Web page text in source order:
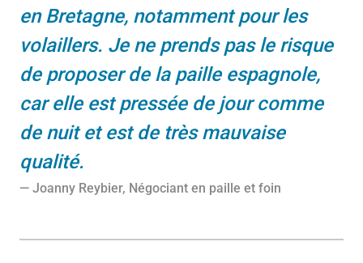
en Bretagne, notamment pour les
volaillers. Je ne prends pas le risque
de proposer de la paille espagnole,
car elle est pressée de jour comme
de nuit et est de très mauvaise
qualité.
Joanny Reybier, Négociant en paille et foin